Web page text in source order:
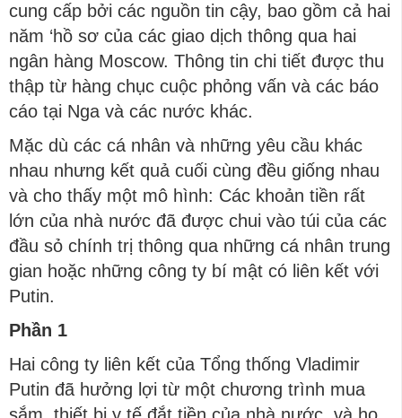
cung cấp bởi các nguồn tin cậy, bao gồm cả hai
năm ‘hồ sơ của các giao dịch thông qua hai
ngân hàng Moscow. Thông tin chi tiết được thu
thập từ hàng chục cuộc phỏng vấn và các báo
cáo tại Nga và các nước khác.
Mặc dù các cá nhân và những yêu cầu khác
nhau nhưng kết quả cuối cùng đều giống nhau
và cho thấy một mô hình: Các khoản tiền rất
lớn của nhà nước đã được chui vào túi của các
đầu sỏ chính trị thông qua những cá nhân trung
gian hoặc những công ty bí mật có liên kết với
Putin.
Phần 1
Hai công ty liên kết của Tổng thống Vladimir
Putin đã hưởng lợi từ một chương trình mua